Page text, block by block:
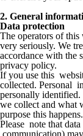
2. General
Data protection
The operators of
very seriously. We
accordance with the
privacy policy.
If you use this
collected. Personal
personally
we collect and what
purpose this happens.
Please note that
communication)